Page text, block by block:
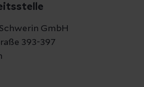
GmbH
393-397